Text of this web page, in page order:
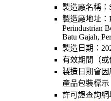
製造廠名稱：
製造廠地址：
Perindustrian
Batu Gajah,
製造日期：
有效期間（或
製造日期會
產品包裝標示
許可證查詢網